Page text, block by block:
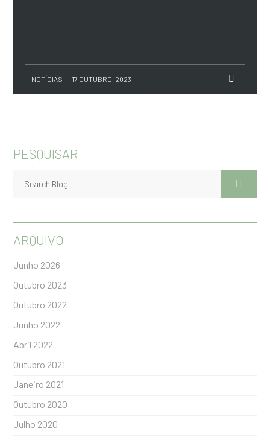
NOTÍCIAS 17 OUTUBRO, 2023
PESQUISAR
ARQUIVO
Junho 2026
Outubro 2023
Outubro 2022
Junho 2022
Abril 2022
Outubro 2021
Janeiro 2021
Outubro 2020
Julho 2020